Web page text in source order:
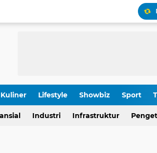
Kuliner Lifestyle Showbiz Sport
Industri Infrastruktur